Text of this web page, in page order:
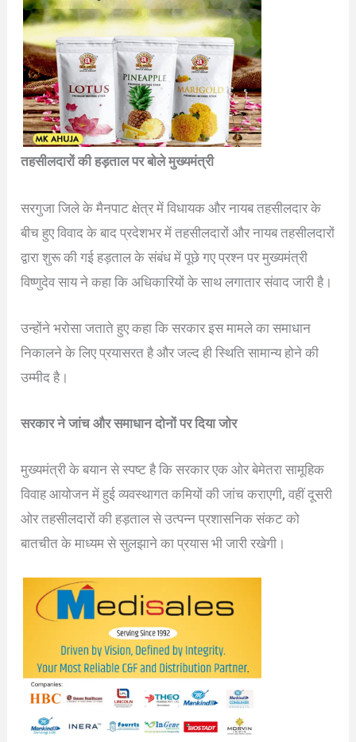
तहसीलदारों की हड़ताल पर बोले मुख्यमंत्री
सरगुजा जिले के मैनपाट क्षेत्र में विधायक और नायब तहसीलदार के
बीच हुए विवाद के बाद प्रदेशभर में तहसीलदारों और नायब तहसीलदारों
द्वारा शुरू की गई हड़ताल के संबंध में पूछे गए प्रश्न पर मुख्यमंत्री
विष्णुदेव साय ने कहा कि अधिकारियों के साथ लगातार संवाद जारी है।
उन्होंने भरोसा जताते हुए कहा कि सरकार इस मामले का समाधान
निकालने के लिए प्रयासरत है और जल्द ही स्थिति सामान्य होने की
उम्मीद है।
सरकार ने जांच और समाधान दोनों पर दिया जोर
मुख्यमंत्री के बयान से स्पष्ट है कि सरकार एक ओर बेमेतरा सामूहिक
विवाह आयोजन में हुई व्यवस्थागत कमियों की जांच कराएगी, वहीं दूसरी
ओर तहसीलदारों की हड़ताल से उत्पन्न प्रशासनिक संकट को
बातचीत के माध्यम से सुलझाने का प्रयास भी जारी रखेगी।